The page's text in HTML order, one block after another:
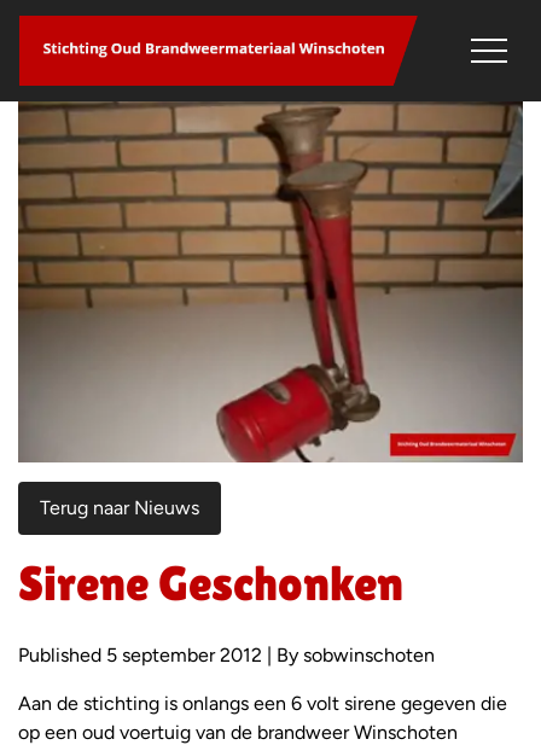
overslaan
Terug naar Nieuws
Sirene Geschonken
Published 5 september 2012 | By sobwinschoten
Aan de stichting is onlangs een 6 volt sirene gegeven die
op een oud voertuig van de brandweer Winschoten